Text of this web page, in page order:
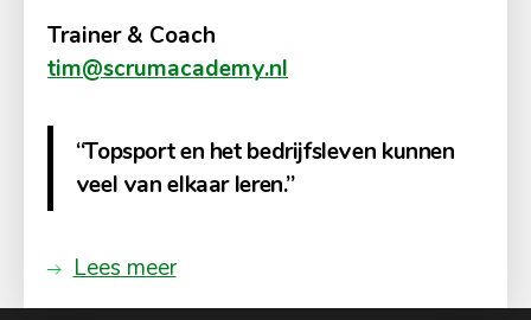
Trainer & Coach
tim@scrumacademy.nl
“Topsport en het bedrijfsleven kunnen
veel van elkaar leren.”
Lees meer